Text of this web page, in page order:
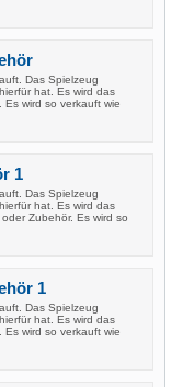
Das Spielzeug
hat. Es wird das
wird so verkauft wie
1
Das Spielzeug
hat. Es wird das
Zubehör. Es wird so
1
Das Spielzeug
hat. Es wird das
wird so verkauft wie